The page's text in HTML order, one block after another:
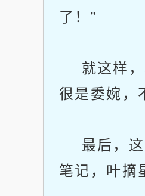
了！”
就这样，
很是委婉，
最后，这
笔记，叶摘